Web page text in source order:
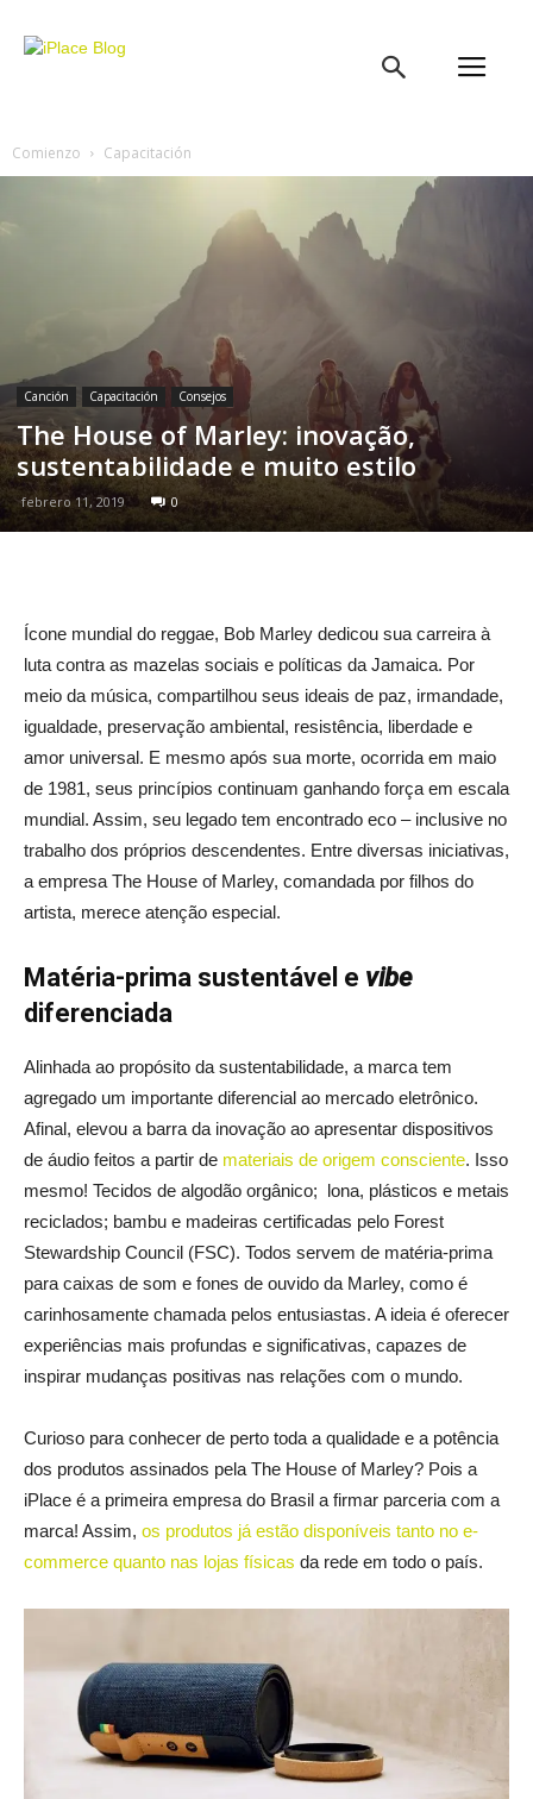
Comienzo Capacitación
Canción Capacitación Consejos
The House of Marley: inovação,
sustentabilidade e muito estilo
febrero 11, 2019 0
Ícone mundial do reggae, Bob Marley dedicou sua carreira à
luta contra as mazelas sociais e políticas da Jamaica. Por
meio da música, compartilhou seus ideais de paz, irmandade,
igualdade, preservação ambiental, resistência, liberdade e
amor universal. E mesmo após sua morte, ocorrida em maio
de 1981, seus princípios continuam ganhando força em escala
mundial. Assim, seu legado tem encontrado eco – inclusive no
trabalho dos próprios descendentes. Entre diversas iniciativas,
a empresa The House of Marley, comandada por filhos do
artista, merece atenção especial.
Matéria-prima sustentável e vibe
diferenciada
Alinhada ao propósito da sustentabilidade, a marca tem
agregado um importante diferencial ao mercado eletrônico.
Afinal, elevou a barra da inovação ao apresentar dispositivos
de áudio feitos a partir de materiais de origem consciente. Isso
mesmo! Tecidos de algodão orgânico; lona, plásticos e metais
reciclados; bambu e madeiras certificadas pelo Forest
Stewardship Council (FSC). Todos servem de matéria-prima
para caixas de som e fones de ouvido da Marley, como é
carinhosamente chamada pelos entusiastas. A ideia é oferecer
experiências mais profundas e significativas, capazes de
inspirar mudanças positivas nas relações com o mundo.
Curioso para conhecer de perto toda a qualidade e a potência
dos produtos assinados pela The House of Marley? Pois a
iPlace é a primeira empresa do Brasil a firmar parceria com a
marca! Assim, os produtos já estão disponíveis tanto no e-
commerce quanto nas lojas físicas da rede em todo o país.